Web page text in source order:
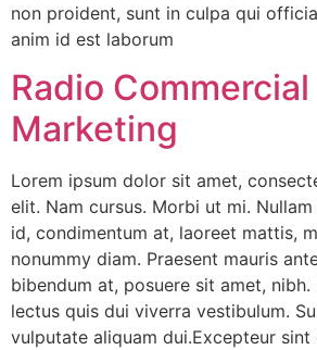
non proident, sunt in culpa qui
anim id est laborum
Radio Commercial
Marketing
Lorem ipsum dolor sit amet,
elit. Nam cursus. Morbi ut mi.
id, condimentum at, laoreet mattis,
nonummy diam. Praesent mauris
bibendum at, posuere sit amet,
lectus quis dui viverra vestibulum.
vulputate aliquam dui.Excepteur